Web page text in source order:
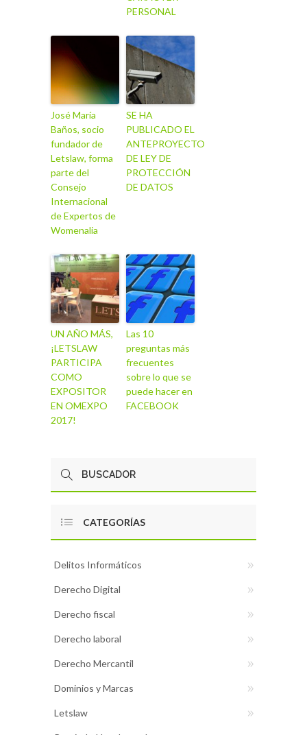
PERSONAL
José María
Baños, socio
fundador de
Letslaw, forma
parte del
Consejo
Internacional
de Expertos de
Womenalia
SE HA
PUBLICADO EL
ANTEPROYECTO
DE LEY DE
PROTECCIÓN
DE DATOS
UN AÑO MÁS,
¡LETSLAW
PARTICIPA
COMO
EXPOSITOR
EN OMEXPO
2017!
Las 10
preguntas más
frecuentes
sobre lo que se
puede hacer en
FACEBOOK
CATEGORÍAS
Delitos Informáticos
Derecho Digital
Derecho fiscal
Derecho laboral
Derecho Mercantil
Dominios y Marcas
Letslaw